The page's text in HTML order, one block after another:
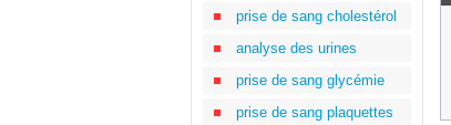
prise de sang cholestérol
analyse des urines
prise de sang glycémie
prise de sang plaquettes